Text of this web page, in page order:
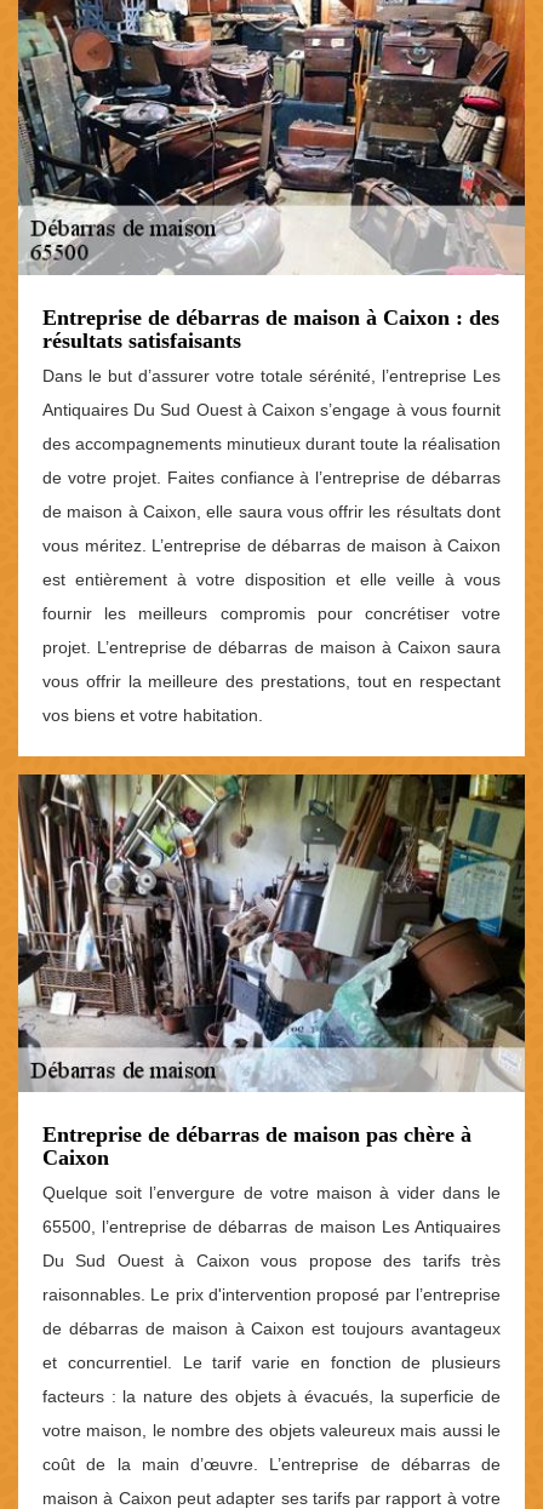
Entreprise de débarras de maison à Caixon : des
résultats satisfaisants
Dans le but d’assurer votre totale sérénité, l’entreprise Les
Antiquaires Du Sud Ouest à Caixon s’engage à vous fournit
des accompagnements minutieux durant toute la réalisation
de votre projet. Faites confiance à l’entreprise de débarras
de maison à Caixon, elle saura vous offrir les résultats dont
vous méritez. L’entreprise de débarras de maison à Caixon
est entièrement à votre disposition et elle veille à vous
fournir les meilleurs compromis pour concrétiser votre
projet. L’entreprise de débarras de maison à Caixon saura
vous offrir la meilleure des prestations, tout en respectant
vos biens et votre habitation.
Entreprise de débarras de maison pas chère à
Caixon
Quelque soit l’envergure de votre maison à vider dans le
65500, l’entreprise de débarras de maison Les Antiquaires
Du Sud Ouest à Caixon vous propose des tarifs très
raisonnables. Le prix d'intervention proposé par l’entreprise
de débarras de maison à Caixon est toujours avantageux
et concurrentiel. Le tarif varie en fonction de plusieurs
facteurs : la nature des objets à évacués, la superficie de
votre maison, le nombre des objets valeureux mais aussi le
coût de la main d’œuvre. L’entreprise de débarras de
maison à Caixon peut adapter ses tarifs par rapport à votre